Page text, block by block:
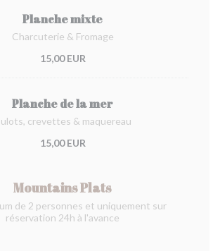
Planche mixte
Charcuterie & Fromage
15,00 EUR
Planche de la mer
crevettes & maquereau
15,00 EUR
Mountains Plats
de 2 personnes et uniquement sur
réservation 24h à l'avance